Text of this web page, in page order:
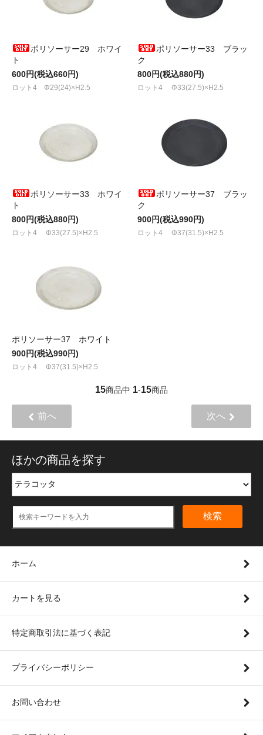
ポリソーサー29 ホワイ
ト
600円(税込660円)
ロット4 Φ29(24)×H2.5
ポリソーサー33 ブラッ
ク
800円(税込880円)
ロット4 Φ33(27.5)×H2.5
ポリソーサー33 ホワイ
ト
800円(税込880円)
ロット4 Φ33(27.5)×H2.5
ポリソーサー37 ブラッ
ク
900円(税込990円)
ロット4 Φ37(31.5)×H2.5
ポリソーサー37 ホワイト
900円(税込990円)
ロット4 Φ37(31.5)×H2.5
15商品中 1-15商品
前へ 次へ
ほかの商品を探す
検索
ホーム
カートを見る
特定商取引法に基づく表記
プライバシーポリシー
お問い合わせ